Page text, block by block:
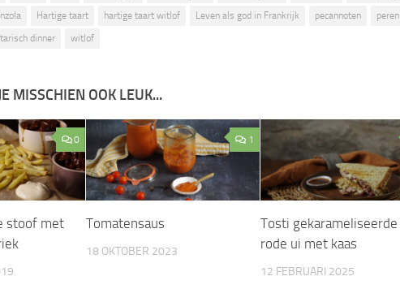
Hartige taart hartige taart witlof Leven als god in Frankrijk pecannoten
peren
dinner witlof
MISSCHIEN OOK LEUK...
0
stoof met
1
Tomatensaus
18 OKTOBER 2023
Tosti gekarameliseerde
rode ui met kaas
12 FEBRUARI 2025